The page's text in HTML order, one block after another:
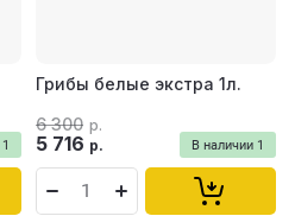
1
Грибы белые экстра 1л.
В наличии 1
6 300 р.
5 716 р.